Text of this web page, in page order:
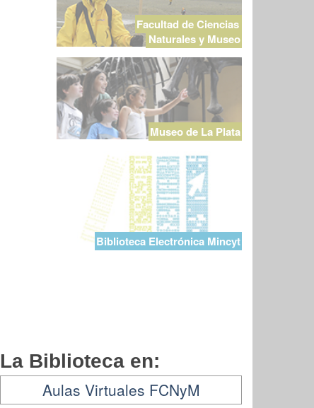
Facultad de Ciencias
Naturales y Museo
Museo de La Plata
Biblioteca Electrónica Mincyt
La Biblioteca en:
Aulas Virtuales FCNyM